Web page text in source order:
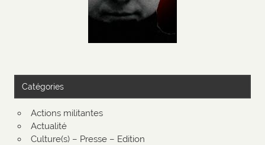
Catégories
Actions militantes
Actualité
Culture(s) – Presse – Edition